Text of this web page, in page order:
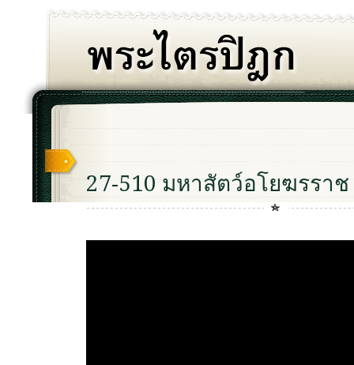
27-510 มหาสัตว์อโยฆรราช